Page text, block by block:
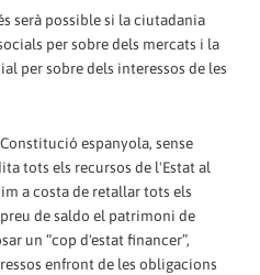
serà possible si la ciutadania
per sobre dels mercats i la
per sobre dels interessos de les
espanyola, sense
tots els recursos de l'Estat al
a costa de retallar tots els
de saldo el patrimoni de
un “cop d'estat financer”,
enfront de les obligacions